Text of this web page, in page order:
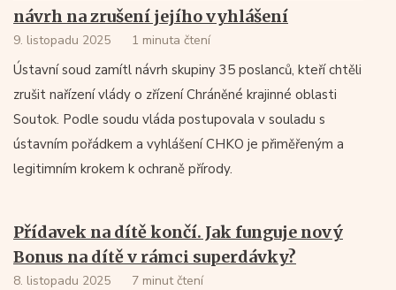
návrh na zrušení jejího vyhlášení
9. listopadu 2025 1 minuta čtení
Ústavní soud zamítl návrh skupiny 35 poslanců, kteří chtěli
zrušit nařízení vlády o zřízení Chráněné krajinné oblasti
Soutok. Podle soudu vláda postupovala v souladu s
ústavním pořádkem a vyhlášení CHKO je přiměřeným a
legitimním krokem k ochraně přírody.
Přídavek na dítě končí. Jak funguje nový
Bonus na dítě v rámci superdávky?
8. listopadu 2025 7 minut čtení